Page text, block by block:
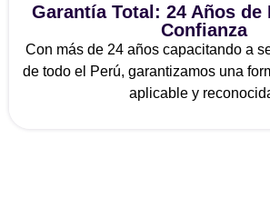
Garantía Total: 24 Años de
Confianza
Con más de 24 años capacitando a
de todo el Perú, garantizamos una
aplicable y